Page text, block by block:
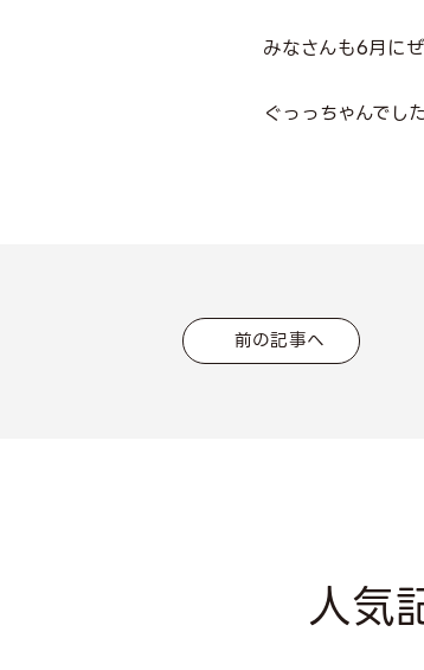
みなさんも6月に
ぐっっちゃんでし
前の記事へ
人気